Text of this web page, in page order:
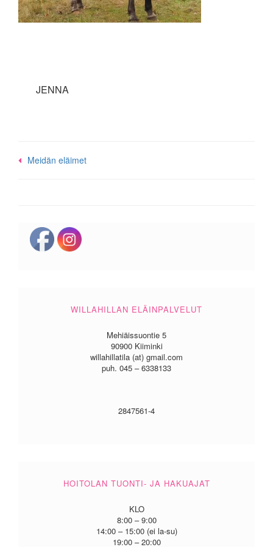
JENNA
Post
Meidän eläimet
WILLAHILLAN ELÄINPALVELUT
Mehiäissuontie 5
90900 Kiiminki
willahillatila (at) gmail.com
puh. 045 – 6338133
2847561-4
HOITOLAN TUONTI- JA HAKUAJAT
KLO
8:00 – 9:00
14:00 – 15:00 (ei la-su)
19:00 – 20:00